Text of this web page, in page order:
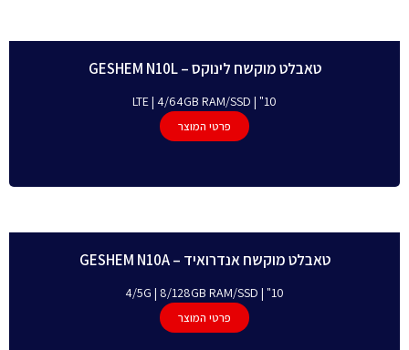
טאבלט מוקשח לינוקס – GESHEM N10L
10" | LTE | 4/64GB RAM/SSD
פרטי המוצר
טאבלט מוקשח אנדרואיד – GESHEM N10A
10" | 4/5G | 8/128GB RAM/SSD
פרטי המוצר